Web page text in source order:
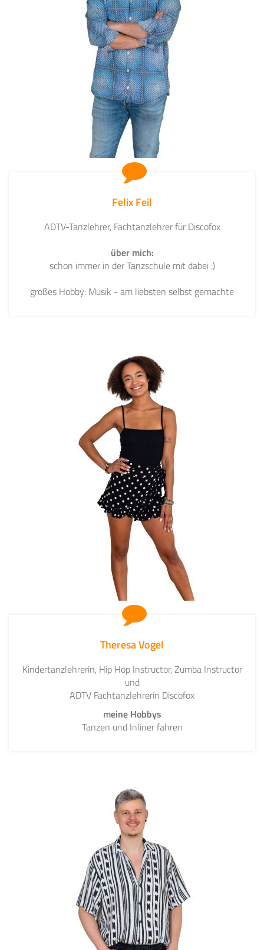
Felix Feil
ADTV-Tanzlehrer, Fachtanzlehrer für Discofox
über mich:
schon immer in der Tanzschule mit dabei :)
großes Hobby: Musik - am liebsten selbst gemachte
Theresa Vogel
Kindertanzlehrerin, Hip Hop Instructor, Zumba Instructor
und
ADTV Fachtanzlehrerin Discofox
meine Hobbys
Tanzen und Inliner fahren